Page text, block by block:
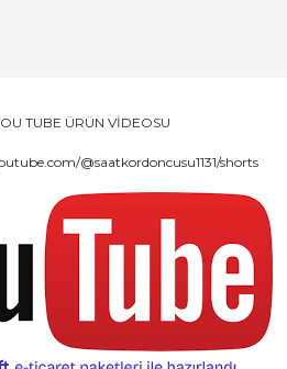
TUBE ÜRÜN VİDEOSU
@saatkordoncusu1131/shorts